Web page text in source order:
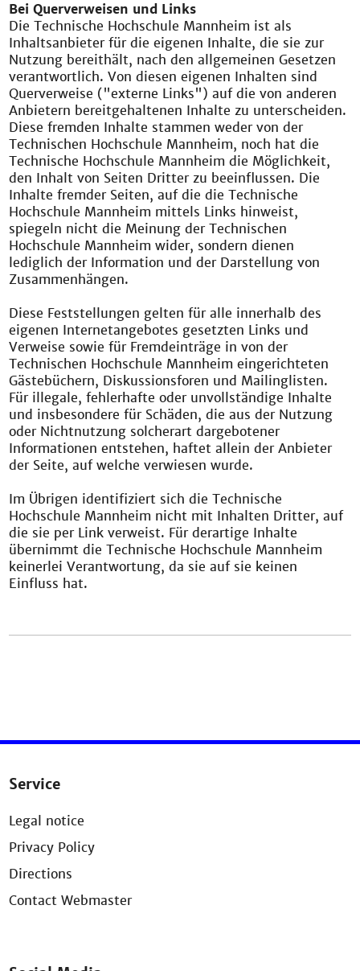
Bei Querverweisen und Links
Die Technische Hochschule Mannheim ist als
Inhaltsanbieter für die eigenen Inhalte, die sie zur
Nutzung bereithält, nach den allgemeinen Gesetzen
verantwortlich. Von diesen eigenen Inhalten sind
Querverweise ("externe Links") auf die von anderen
Anbietern bereitgehaltenen Inhalte zu unterscheiden.
Diese fremden Inhalte stammen weder von der
Technischen Hochschule Mannheim, noch hat die
Technische Hochschule Mannheim die Möglichkeit,
den Inhalt von Seiten Dritter zu beeinflussen. Die
Inhalte fremder Seiten, auf die die Technische
Hochschule Mannheim mittels Links hinweist,
spiegeln nicht die Meinung der Technischen
Hochschule Mannheim wider, sondern dienen
lediglich der Information und der Darstellung von
Zusammenhängen.
Diese Feststellungen gelten für alle innerhalb des
eigenen Internetangebotes gesetzten Links und
Verweise sowie für Fremdeinträge in von der
Technischen Hochschule Mannheim eingerichteten
Gästebüchern, Diskussionsforen und Mailinglisten.
Für illegale, fehlerhafte oder unvollständige Inhalte
und insbesondere für Schäden, die aus der Nutzung
oder Nichtnutzung solcherart dargebotener
Informationen entstehen, haftet allein der Anbieter
der Seite, auf welche verwiesen wurde.
Im Übrigen identifiziert sich die Technische
Hochschule Mannheim nicht mit Inhalten Dritter, auf
die sie per Link verweist. Für derartige Inhalte
übernimmt die Technische Hochschule Mannheim
keinerlei Verantwortung, da sie auf sie keinen
Einfluss hat.
Service
Legal notice
Privacy Policy
Directions
Contact Webmaster